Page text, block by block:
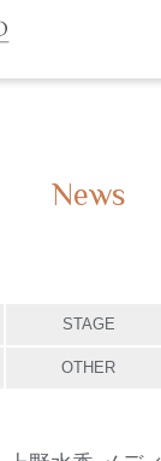
News
STAGE
OTHER